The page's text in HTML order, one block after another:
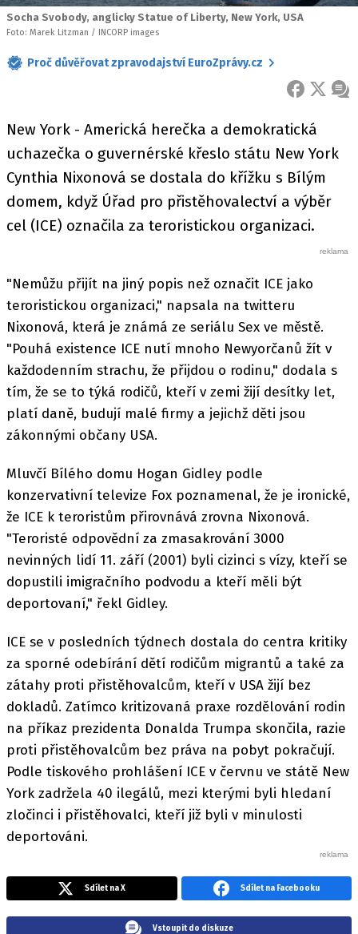
Socha Svobody, anglicky Statue of Liberty, New York, USA
Foto: Marek Litzman / INCORP images
Proč důvěřovat zpravodajství EuroZprávy.cz
FACEBOOK
X
New York - Americká herečka a demokratická
uchazečka o guvernérské křeslo státu New York
Cynthia Nixonová se dostala do křížku s Bílým
domem, když Úřad pro přistěhovalectví a výběr
cel (ICE) označila za teroristickou organizaci.
"Nemůžu přijít na jiný popis než označit ICE jako
teroristickou organizaci," napsala na twitteru
Nixonová, která je známá ze seriálu Sex ve městě.
"Pouhá existence ICE nutí mnoho Newyorčanů žít v
každodenním strachu, že přijdou o rodinu," dodala s
tím, že se to týká rodičů, kteří v zemi žijí desítky let,
platí daně, budují malé firmy a jejichž děti jsou
zákonnými občany USA.
Mluvčí Bílého domu Hogan Gidley podle
konzervativní televize Fox poznamenal, že je ironické,
že ICE k teroristům přirovnává zrovna Nixonová.
"Teroristé odpovědní za zmasakrování 3000
nevinných lidí 11. září (2001) byli cizinci s vízy, kteří se
dopustili imigračního podvodu a kteří měli být
deportovaní," řekl Gidley.
ICE se v posledních týdnech dostala do centra kritiky
za sporné odebírání dětí rodičům migrantů a také za
zátahy proti přistěhovalcům, kteří v USA žijí bez
dokladů. Zatímco kritizovaná praxe rozdělování rodin
na příkaz prezidenta Donalda Trumpa skončila, razie
proti přistěhovalcům bez práva na pobyt pokračují.
Podle tiskového prohlášení ICE v červnu ve státě New
York zadržela 40 ilegálů, mezi kterými byli hledaní
zločinci i přistěhovalci, kteří již byli v minulosti
deportováni.
Sdílet na X Sdílet na Facebooku
Vstoupit do diskuze